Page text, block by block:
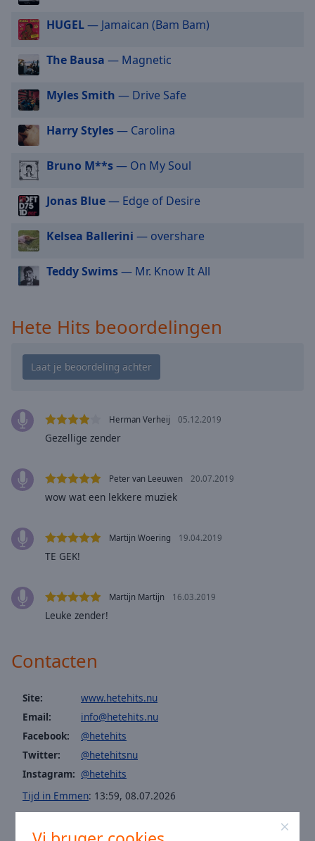
This
modal
window.
dialog
window.
Escape
cancel
and
close
window.
Color
Opacity
Background
Color
Opacity
Area
Background
Opacity
Size
Edge
Style
Font
Family
HUGEL— Jamaican (Bam Bam)
The Bausa — Magnetic
Myles Smith — Drive Safe
Harry Styles— Carolina
Bruno M**s— On My Soul
Jonas Blue— Edge of Desire
Kelsea Ballerini — overshare
Teddy Swims— Mr. Know It All
Hete Hits beoordelingen
Herman Verheij 05.12.2019
Gezellige zender
Peter van Leeuwen 20.07.2019
wow wat een lekkere muziek
Martijn Woering 19.04.2019
TE GEK!
Martijn Martijn 16.03.2019
Leuke zender!
Contacten
Site:
www.hetehits.nu
Email:
info@hetehits.nu
Facebook:
@hetehits
Twitter:
@hetehitsnu
Instagram: @hetehits
Tijd in Emmen: 13:59, 08.07.2026